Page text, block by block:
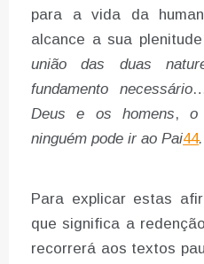
para a vida da
alcance a sua
união das duas
fundamento necessário
Deus e os homens, o
ninguém pode ir ao Pai44.
Para explicar estas
que significa a
recorrerá aos textos